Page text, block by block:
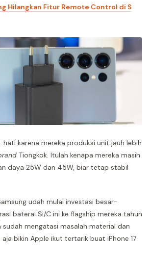
Hilangkan Fitur Remote Control di S
karena mereka produksi unit jauh lebih
Tiongkok. Itulah kenapa mereka masih
daya 25W dan 45W, biar tetap stabil
udah mulai investasi besar-
baterai Si/C ini ke flagship mereka tahun
sudah mengatasi masalah material dan
aja bikin Apple ikut tertarik buat iPhone 17